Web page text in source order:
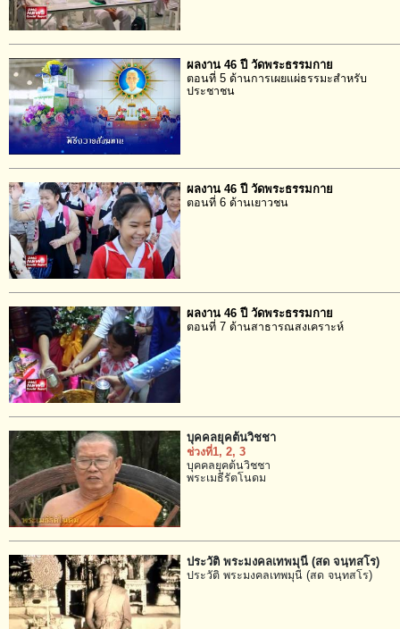
ผลงาน 46 ปี วัดพระธรรมกาย
ตอนที่ 5 ด้านการเผยแผ่ธรรมะสำหรับ
ประชาชน
ผลงาน 46 ปี วัดพระธรรมกาย
ตอนที่ 6 ด้านเยาวชน
ผลงาน 46 ปี วัดพระธรรมกาย
ตอนที่ 7 ด้านสาธารณสงเคราะห์
บุคคลยุคต้นวิชชา
ช่วงที่1, 2, 3
บุคคลยุคต้นวิชชา
พระเมธีรัตโนดม
ประวัติ พระมงคลเทพมุนี (สด จนฺทสโร)
ประวัติ พระมงคลเทพมุนี (สด จนฺทสโร)